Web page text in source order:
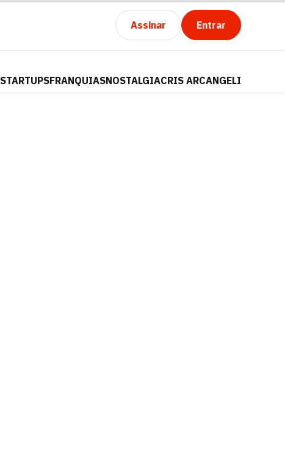
Assinar Entrar
STARTUPSFRANQUIASNOSTALGIACRIS ARCANGELI